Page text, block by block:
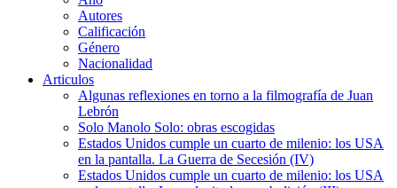
Autores
Calificación
Género
Nacionalidad
Articulos
Algunas reflexiones en torno a la filmografía de Juan
Lebrón
Solo Manolo Solo: obras escogidas
Estados Unidos cumple un cuarto de milenio: los USA
en la pantalla. La Guerra de Secesión (IV)
Estados Unidos cumple un cuarto de milenio: los USA